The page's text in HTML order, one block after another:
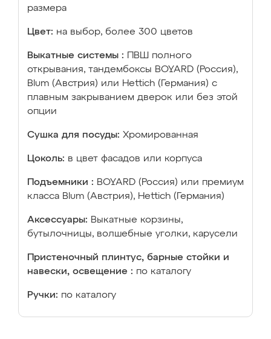
размера
Цвет: на выбор, более 300 цветов
Выкатные системы :
ПВШ полного
открывания, тандембоксы BOYARD (Россия),
Blum (Австрия) или Hettich (Германия) с
плавным закрыванием дверок или без этой
опции
Сушка для посуды: Хромированная
Цоколь: в цвет фасадов или корпуса
Подъемники : BOYARD (Россия) или премиум
класса Blum (Австрия), Hettich (Германия)
Аксессуары: Выкатные корзины,
бутылочницы, волшебные уголки, карусели
Пристеночный плинтус, барные стойки и
навески, освещение : по каталогу
Ручки: по каталогу